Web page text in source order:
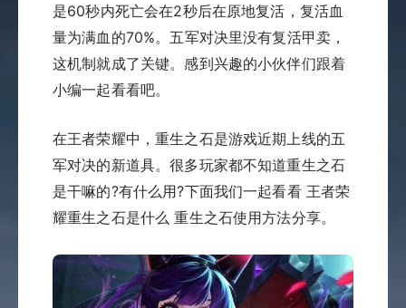
是60秒内死亡会在2秒后在原地复活，复活血
量为满血的70%。五军对决里没有复活甲卖，
这机制就成了关键。感到兴趣的小伙伴们跟着
小编一起看看吧。
在王者荣耀中，重生之石是游戏近期上线的五
军对决的新道具。很多玩家都不知道重生之石
是干嘛的?有什么用?下面我们一起看看 王者荣
耀重生之石是什么 重生之石使用方法分享。